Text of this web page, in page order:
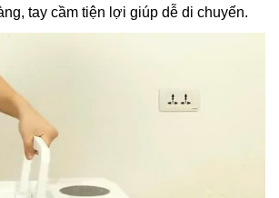
tay cầm tiện lợi giúp dễ di chuyển.